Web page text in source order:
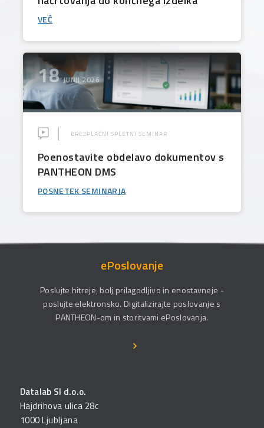
VEČ
18 JUNIJ 2026
BREZPLAČNI SPLETNI SEMINAR
Poenostavite obdelavo dokumentov s
PANTHEON DMS
POSNETEK SEMINARJA
ePoslovanje
Poslujte hitreje, bolj prilagodljivo in enostavneje -
poslujte elektronsko. Digitalizirajte poslovanje s
PANTHEON-om in storitvami ePoslovanja.
Datalab SI d.o.o.
Hajdrihova ulica 28c
1000 Ljubljana